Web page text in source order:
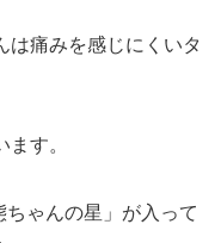
は痛みを感じにくいタ
す。
ゃんの星」が入って